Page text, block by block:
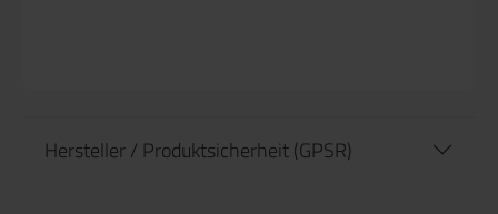
Hersteller / Produktsicherheit (GPSR)